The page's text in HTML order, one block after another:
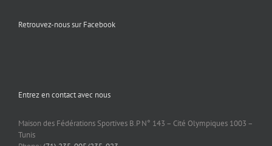
Retrouvez-nous sur Facebook
Entrez en contact avec nous
Maison des Fédérations Sportives B.P N° 143 – Cité Olympiques 1003 –
Tunis